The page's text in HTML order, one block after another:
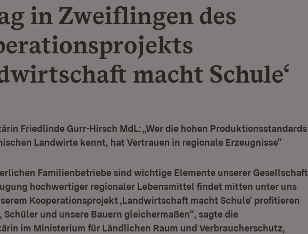
in Zweiflingen des
macht Schule‘
Friedlinde Gurr-Hirsch MdL: „Wer die hohen Produktionsstandards
Landwirte kennt, hat Vertrauen in regionale Erzeugnisse“
Familienbetriebe sind wichtige Elemente unserer Gesellschaft
hochwertiger regionaler Lebensmittel findet mitten unter uns
Kooperationsprojekt ‚Landwirtschaft macht Schule‘ profitieren
Schüler und unsere Bauern gleichermaßen“, sagte die
im Ministerium für Ländlichen Raum und Verbraucherschutz,